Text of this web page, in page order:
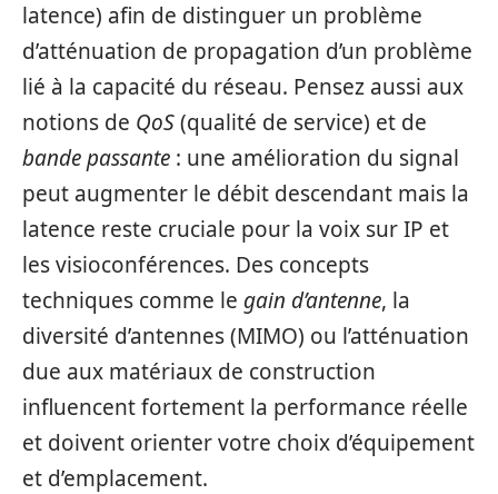
latence) afin de distinguer un problème
d’atténuation de propagation d’un problème
lié à la capacité du réseau. Pensez aussi aux
notions de QoS(qualité de service) et de
bande passante : une amélioration du signal
peut augmenter le débit descendant mais la
latence reste cruciale pour la voix sur IP et
les visioconférences. Des concepts
techniques comme le gain d’antenne, la
diversité d’antennes (MIMO) ou l’atténuation
due aux matériaux de construction
influencent fortement la performance réelle
et doivent orienter votre choix d’équipement
et d’emplacement.